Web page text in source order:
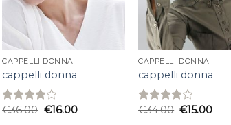
CAPPELLI DONNA
cappelli donna
Rated
€36.00 €16.00
CAPPELLI DONNA
cappelli donna
Rated
€34.00 €15.00